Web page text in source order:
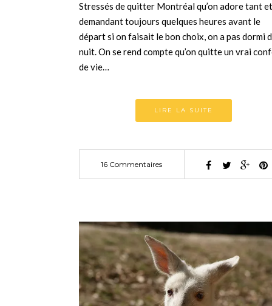
Stressés de quitter Montréal qu’on adore tant
demandant toujours quelques heures avant le
départ si on faisait le bon choix, on a pas dormi
nuit. On se rend compte qu’on quitte un vrai
de vie…
LIRE LA SUITE
16 Commentaires